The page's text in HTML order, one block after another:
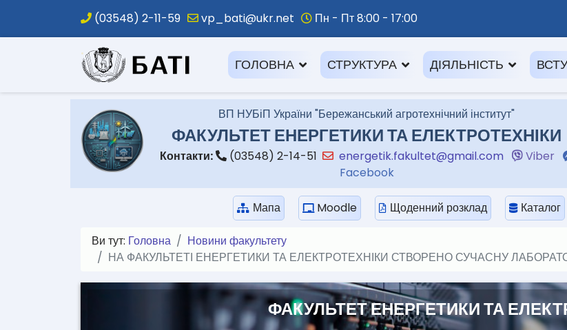
(03548) 2-11-59 vp_bati@ukr.net Пн - Пт 8:00 - 17:00
.
ГОЛОВНА СТРУКТУРА ДІЯЛЬНІСТЬ
ВП НУБіП України "Бережанський агротехнічний інститут"
ФАКУЛЬТЕТ ЕНЕРГЕТИКИ ТА ЕЛЕКТРОТЕХНІКИ
Контакти: (03548) 2-14-51 energetik.fakultet@gmail.com
Viber
Facebook
Мапа Moodle Щоденний розклад Каталог
Ви тут: Головна
Новини факультету
НА ФАКУЛЬТЕТІ ЕНЕРГЕТИКИ ТА ЕЛЕКТРОТЕХНІКИ СТВОРЕНО СУЧАСНУ
ФАКУЛЬТЕТ ЕНЕРГЕТИКИ ТА